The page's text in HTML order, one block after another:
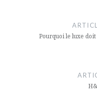
l’articlePourquoi le luxe